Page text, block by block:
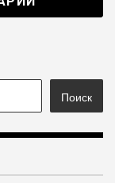
Поиск